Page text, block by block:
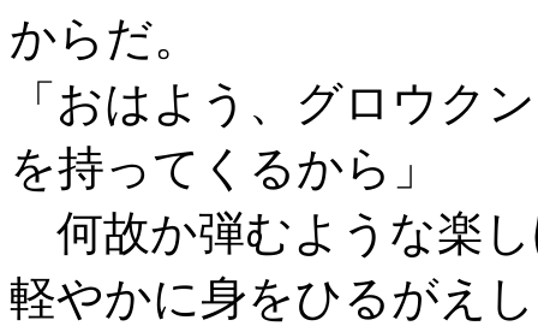
からだ。
「おはよう、グロウク
を持ってくるから」
何故か弾むような楽
軽やかに身をひるがえし